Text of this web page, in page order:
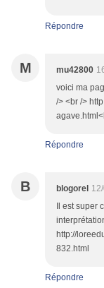
Répondre
M mu42800
voici ma
/> <br />
Répondre
B blogorel
Il est super
http://
832.html
Répondre